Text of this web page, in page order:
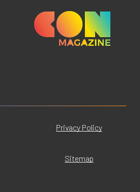
Privacy Policy
Sitemap